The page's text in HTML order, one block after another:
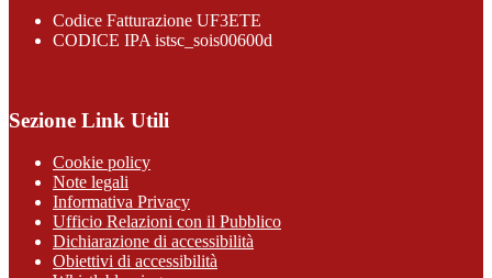
Codice Fatturazione UF3ETE
CODICE IPA istsc_sois00600d
Sezione Link Utili
Cookie policy
Note legali
Informativa Privacy
Ufficio Relazioni con il Pubblico
Dichiarazione di accessibilità
Obiettivi di accessibilità